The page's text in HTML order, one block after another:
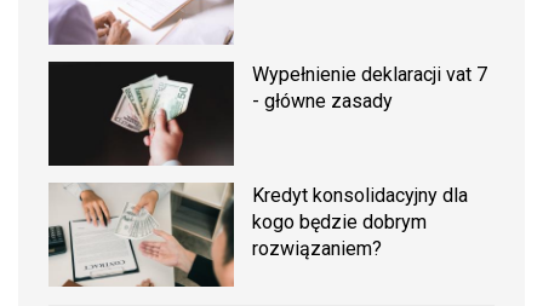
Wypełnienie deklaracji vat 7
- główne zasady
Kredyt konsolidacyjny dla
kogo będzie dobrym
rozwiązaniem?